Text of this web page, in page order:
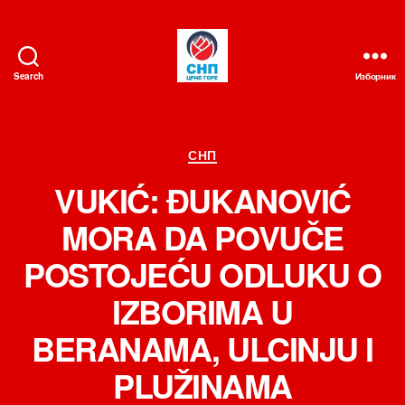
Search Изборник
Категорије
СНП
VUKIĆ: ĐUKANOVIĆ
MORA DA POVUČE
POSTOJEĆU ODLUKU O
IZBORIMA U
BERANAMA, ULCINJU I
PLUŽINAMA